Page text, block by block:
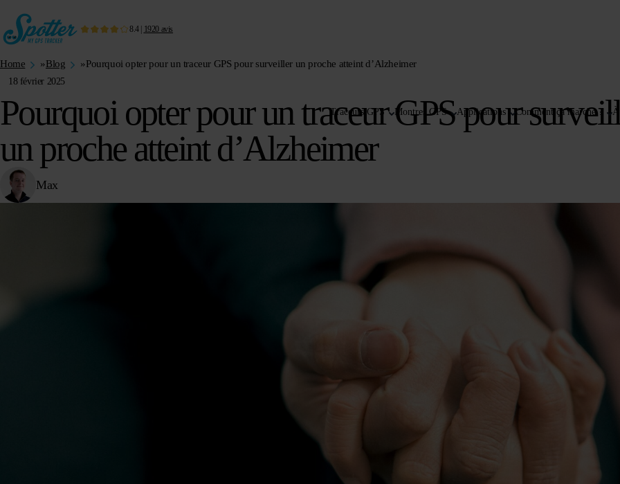
8.4| 1920 avis
Traceurs GPS Montres GPS Applications Comment ça marche ? À
Home »Blog »Pourquoi opter pour un traceur GPS pour surveiller un proche atteint d’Alzheimer
18 février 2025
Pourquoi opter pour un traceur GPS pour
un proche atteint d’Alzheimer
Max